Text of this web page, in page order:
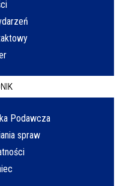
Podawcza
spraw